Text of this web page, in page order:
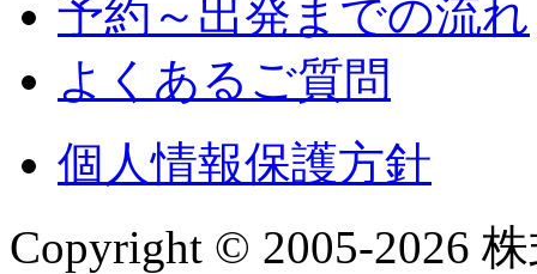
予約～出発までの流れ
よくあるご質問
個人情報保護方針
Copyright © 2005-2026